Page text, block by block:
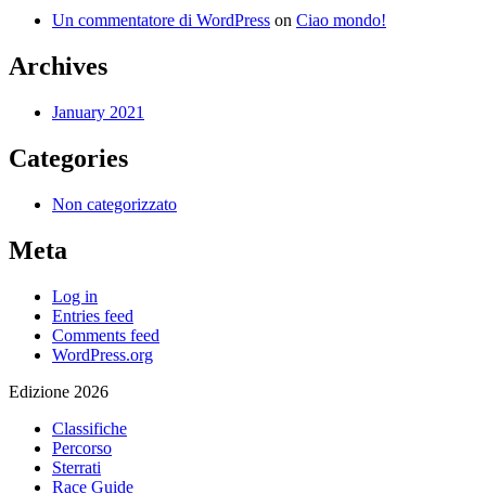
Un commentatore di WordPress on Ciao mondo!
Archives
January 2021
Categories
Non categorizzato
Meta
Log in
Entries feed
Comments feed
WordPress.org
Edizione 2026
Classifiche
Percorso
Sterrati
Race Guide